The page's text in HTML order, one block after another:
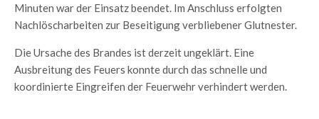
Minuten war der Einsatz beendet. Im Anschluss erfolgten
Nachlöscharbeiten zur Beseitigung verbliebener Glutnester.
Die Ursache des Brandes ist derzeit ungeklärt. Eine
Ausbreitung des Feuers konnte durch das schnelle und
koordinierte Eingreifen der Feuerwehr verhindert werden.